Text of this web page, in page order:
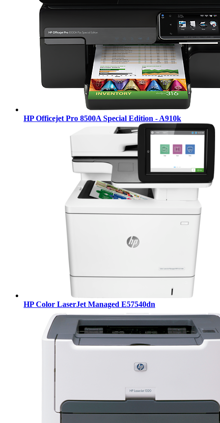
HP Officejet Pro 8500A Special Edition - A910k
HP Color LaserJet Managed E57540dn